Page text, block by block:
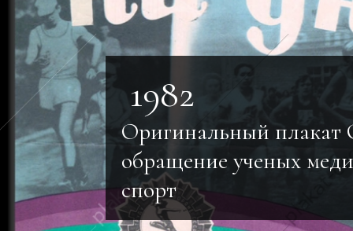
1982
Оригинальный
обращение ученых
спорт